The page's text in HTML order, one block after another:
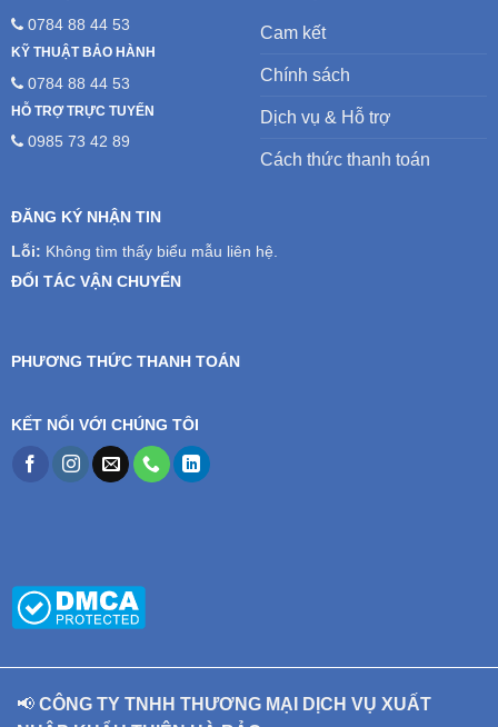
0784 88 44 53
KỸ THUẬT BẢO HÀNH
0784 88 44 53
HỖ TRỢ TRỰC TUYẾN
0985 73 42 89
Cam kết
Chính sách
Dịch vụ & Hỗ trợ
Cách thức thanh toán
ĐĂNG KÝ NHẬN TIN
Lỗi: Không tìm thấy biểu mẫu liên hệ.
ĐỐI TÁC VẬN CHUYỂN
PHƯƠNG THỨC THANH TOÁN
KẾT NỐI VỚI CHÚNG TÔI
📢 CÔNG TY TNHH THƯƠNG MẠI DỊCH VỤ XUẤT